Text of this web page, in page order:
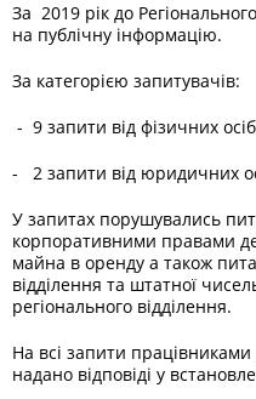
За 2019 рік до
на публічну інформацію.
За категорією запитувачів:
- 9 запити від фізичних
- 2 запити від юридичних
У запитах порушувались
корпоративними правами
майна в оренду а також
відділення та штатної
регіонального відділення.
На всі запити працівниками
надано відповіді у